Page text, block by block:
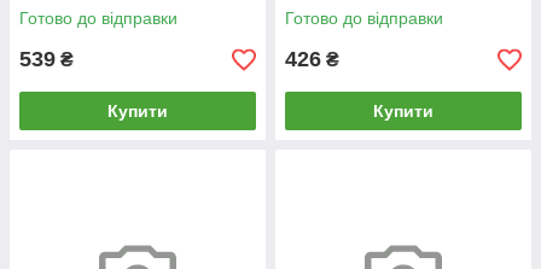
Готово до відправки
539 ₴
Купити
Готово до відправки
426 ₴
Купити